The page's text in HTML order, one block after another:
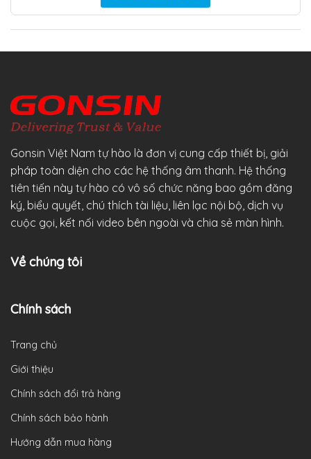
Gonsin Việt Nam tự hào là đơn vị cung cấp thiết bị, giải
pháp toàn diện cho các hệ thống âm thanh. Hệ thống
tiên tiến này tự hào có vô số chức năng bao gồm đăng
ký, biểu quyết, chú thích tài liệu, liên lạc nội bộ, dịch vụ
cuộc gọi, kết nối video bên ngoài và chia sẻ màn hình.
Về chúng tôi
Chính sách
Trang chủ
Giới thiệu
Chính sách đổi trả hàng
Chính sách bảo hành
Hướng dẫn mua hàng